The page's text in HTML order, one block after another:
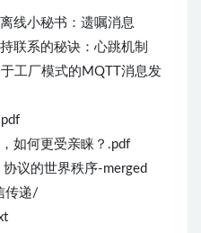
线小秘书：遗嘱消息
联系的秘诀：心跳机制
工厂模式的MQTT消息发
如何更受亲睐？.pdf
议的世界秩序-merged
传递/